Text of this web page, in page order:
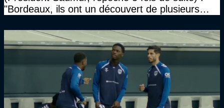
"Bordeaux, ils ont un découvert de plusieurs